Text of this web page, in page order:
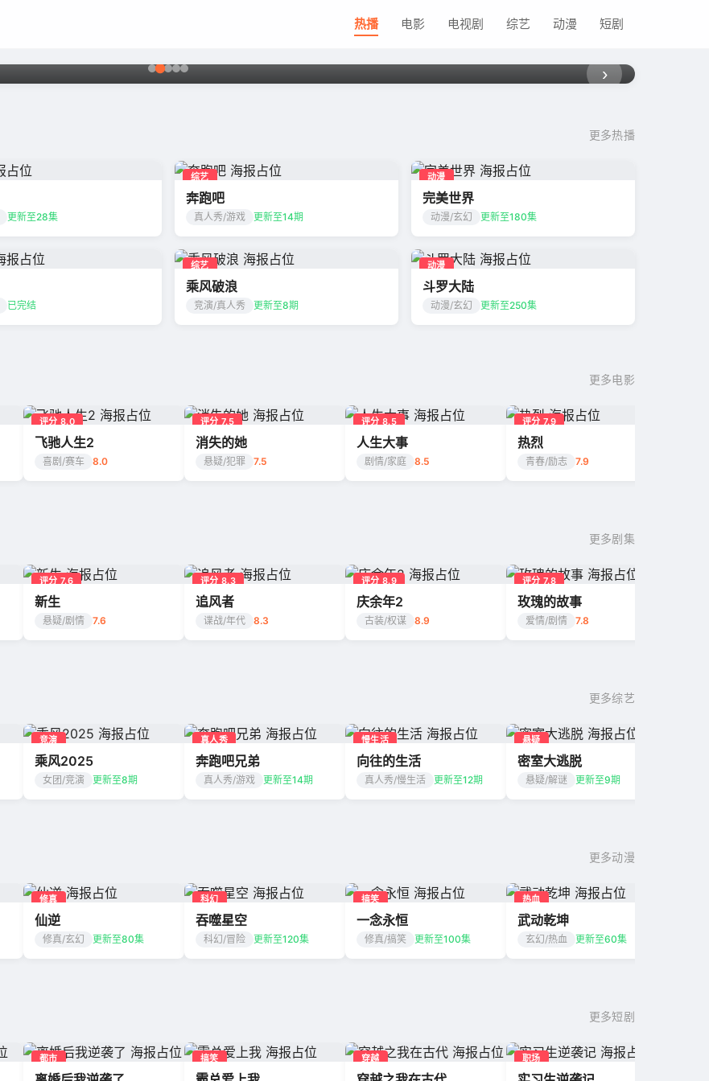
热播 电影 电视剧 综艺 动漫 短剧
›
更多热播
更新至28集
综艺
奔跑吧
真人秀/游戏 更新至14期
动漫
完美世界
动漫/玄幻 更新至180集
已完结
综艺
乘风破浪
竞演/真人秀 更新至8期
动漫
斗罗大陆
动漫/玄幻 更新至250集
更多电影
评分 8.0
飞驰人生2
喜剧/赛车 8.0
评分 7.5
消失的她
悬疑/犯罪 7.5
评分 8.5
人生大事
剧情/家庭 8.5
评分 7.9
热烈
青春/励志 7.9
更多剧集
评分 7.6
新生
悬疑/剧情 7.6
评分 8.3
追风者
谍战/年代 8.3
评分 8.9
庆余年2
古装/权谋 8.9
评分 7.8
玫瑰的故事
爱情/剧情 7.8
更多综艺
竞演
乘风2025
女团/竞演 更新至8期
真人秀
奔跑吧兄弟
真人秀/游戏 更新至14期
慢生活
向往的生活
真人秀/慢生活 更新至12期
悬疑
密室大逃脱
悬疑/解谜 更新至9期
更多动漫
修真
仙逆
修真/玄幻 更新至80集
科幻
吞噬星空
科幻/冒险 更新至120集
搞笑
一念永恒
修真/搞笑 更新至100集
热血
武动乾坤
玄幻/热血 更新至60集
更多短剧
都市 搞笑 穿越 职场